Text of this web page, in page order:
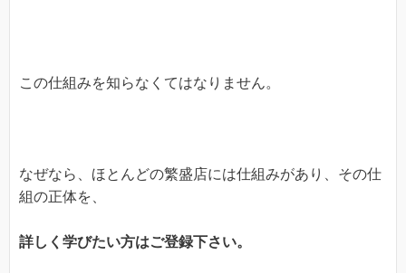
この仕組みを知らなくてはなりません。
なぜなら、ほとんどの繁盛店には仕組みがあり、その仕
組の正体を、
詳しく学びたい方はご登録下さい。